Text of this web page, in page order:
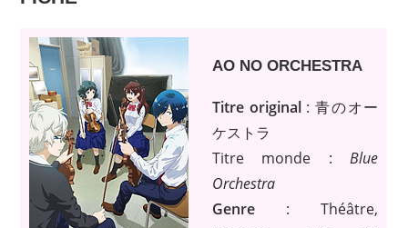
AO NO ORCHESTRA
Titre original: 青のオー
ケストラ
Titre monde :Blue
Orchestra
Genre: Théâtre,